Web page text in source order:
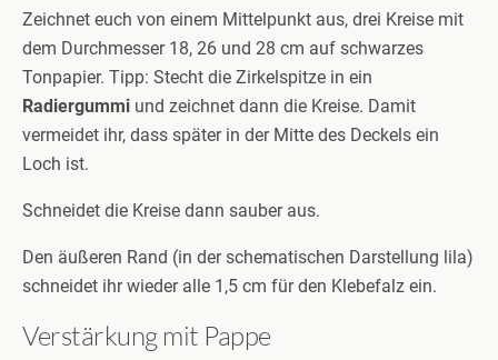
Zeichnet euch von einem Mittelpunkt aus, drei Kreise mit
dem Durchmesser 18, 26 und 28 cm auf schwarzes
Tonpapier. Tipp: Stecht die Zirkelspitze in ein
Radiergummi und zeichnet dann die Kreise. Damit
vermeidet ihr, dass später in der Mitte des Deckels ein
Loch ist.
Schneidet die Kreise dann sauber aus.
Den äußeren Rand (in der schematischen Darstellung lila)
schneidet ihr wieder alle 1,5 cm für den Klebefalz ein.
Verstärkung mit Pappe